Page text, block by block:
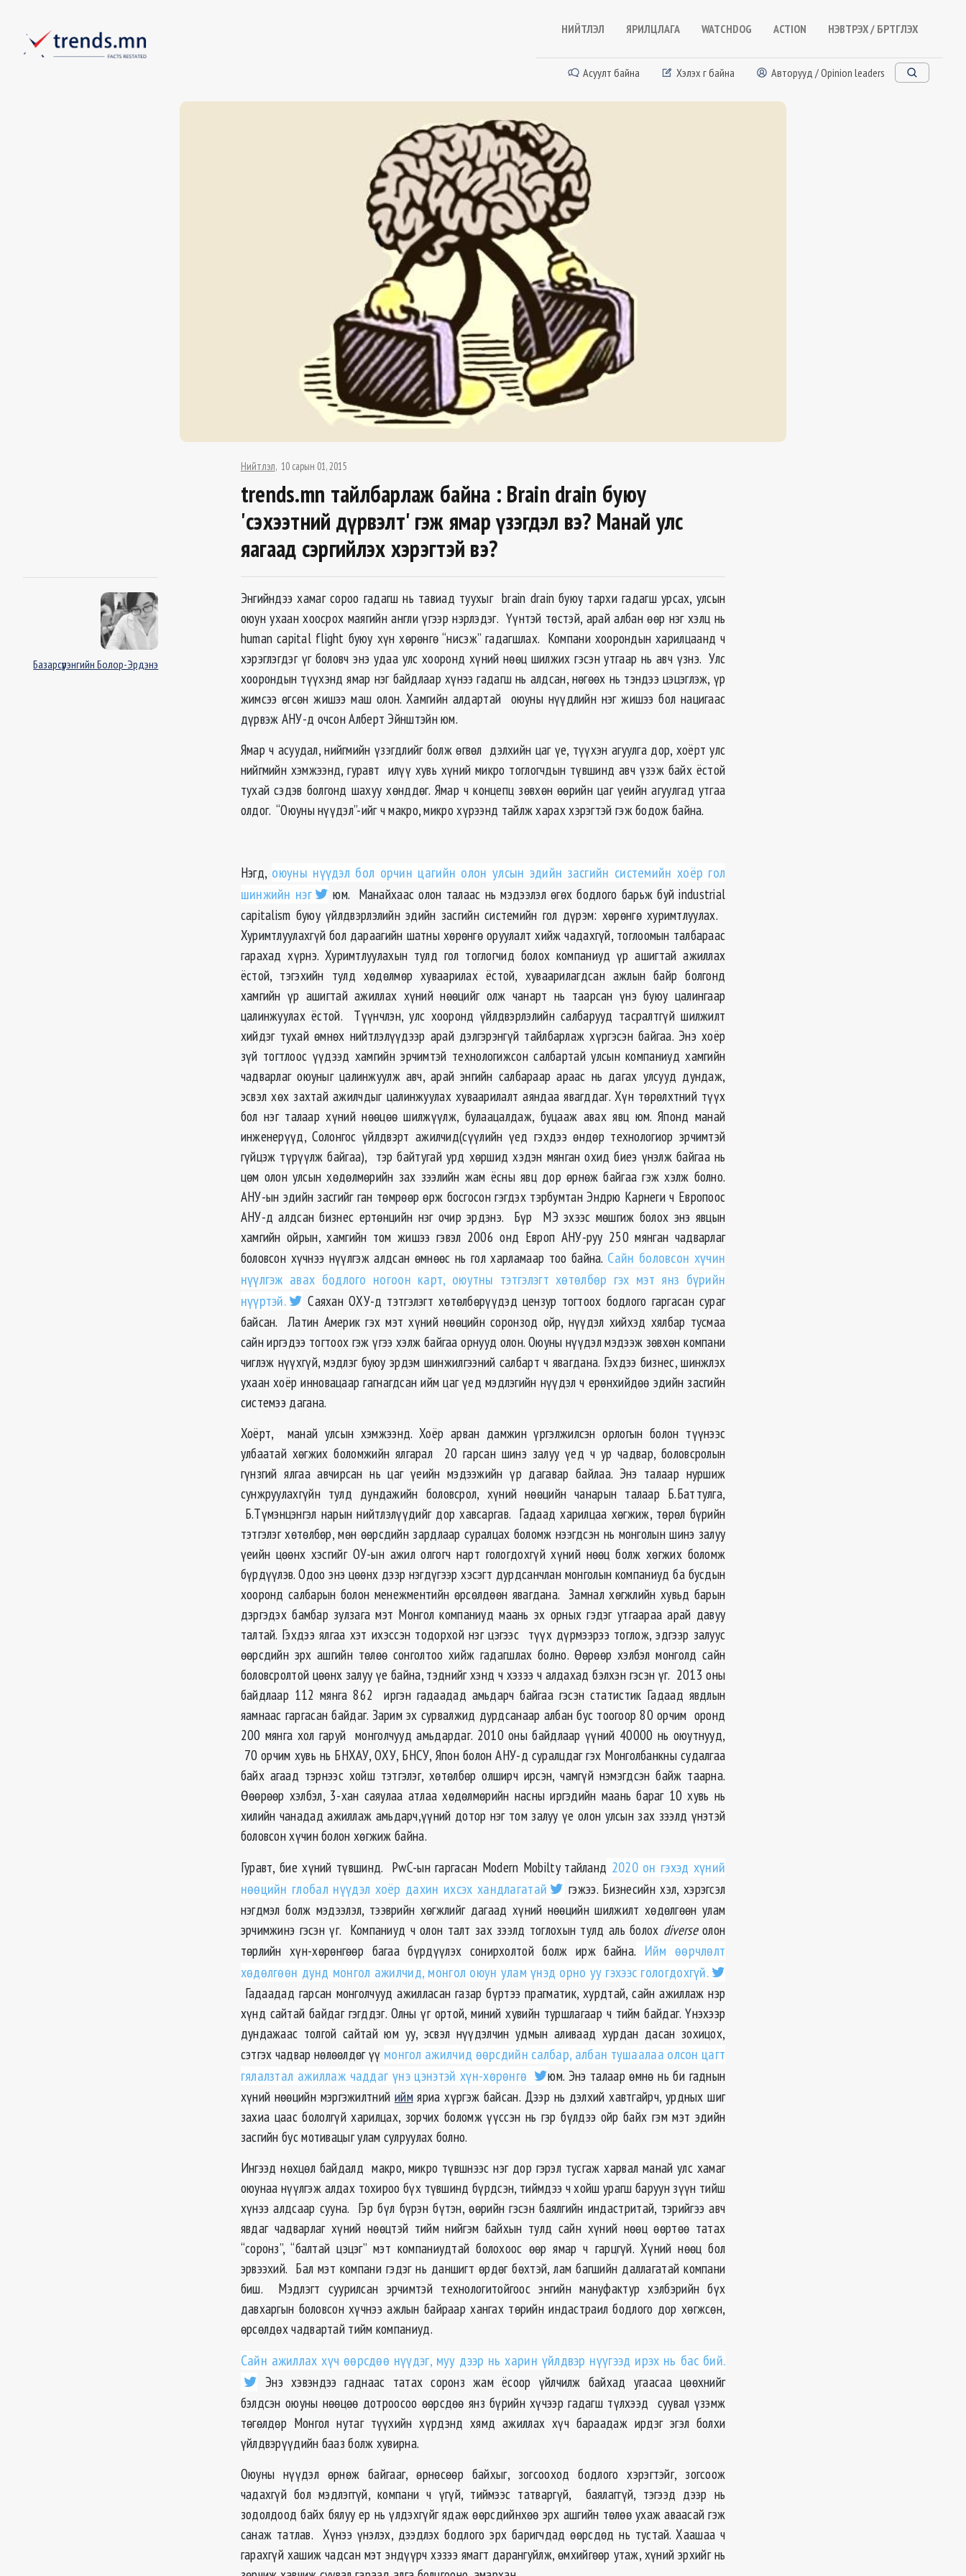
НИЙТЛЭЛ ЯРИЛЦЛАГА WATCHDOG ACTION НЭВТРЭХ / БҮРТГҮҮЛЭХ
Асуулт байна Хэлэх үг байна Авторууд / Opinion leaders
Нийтлэл 10 сарын 01, 2015
trends.mn тайлбарлаж байна : Brain drain буюу
'сэхээтний дүрвэлт' гэж ямар үзэгдэл вэ? Манай улс
яагаад сэргийлэх хэрэгтэй вэ?
Базарсүрэнгийн Болор-Эрдэнэ
Энгийндээ хамаг сороо гадагш нь тавиад туухыг brain drain буюу тархи гадагш урсах, улсын
оюун ухаан хоосрох маягийн англи үгээр нэрлэдэг. Үүнтэй төстэй, арай албан өөр нэг хэлц нь
human capital flight буюу хүн хөрөнгө “нисэж” гадагшлах. Компани хоорондын харилцаанд ч
хэрэглэгдэг үг боловч энэ удаа улс хооронд хүний нөөц шилжих гэсэн утгаар нь авч үзнэ. Улс
хоорондын түүхэнд ямар нэг байдлаар хүнээ гадагш нь алдсан, нөгөөх нь тэндээ цэцэглэж, үр
жимсээ өгсөн жишээ маш олон. Хамгийн алдартай оюуны нүүдлийн нэг жишээ бол нацигаас
дүрвэж АНУ-д очсон Алберт Эйнштэйн юм.
Ямар ч асуудал, нийгмийн үзэгдлийг болж өгвөл дэлхийн цаг үе, түүхэн агуулга дор, хоёрт улс
нийгмийн хэмжээнд, гуравт илүү хувь хүний микро тоглогчдын түвшинд авч үзэж байх ёстой
тухай сэдэв болгонд шахуу хөнддөг. Ямар ч концепц зөвхөн өөрийн цаг үеийн агуулгад утгаа
олдог. “Оюуны нүүдэл”-ийг ч макро, микро хүрээнд тайлж харах хэрэгтэй гэж бодож байна.
Нэгд, оюуны нүүдэл бол орчин цагийн олон улсын эдийн засгийн системийн хоёр гол
шинжийн нэг
юм. Манайхаас олон талаас нь мэдээлэл өгөх бодлого барьж буй industrial
capitalism буюу үйлдвэрлэлийн эдийн засгийн системийн гол дүрэм: хөрөнгө хуримтлуулах.
Хуримтлуулахгүй бол дараагийн шатны хөрөнгө оруулалт хийж чадахгүй, тоглоомын талбараас
гарахад хүрнэ. Хуримтлуулахын тулд гол тоглогчид болох компаниуд үр ашигтай ажиллах
ёстой, тэгэхийн тулд хөдөлмөр хуваарилах ёстой, хуваарилагдсан ажлын байр болгонд
хамгийн үр ашигтай ажиллах хүний нөөцийг олж чанарт нь таарсан үнэ буюу цалингаар
цалинжуулах ёстой. Түүнчлэн, улс хооронд үйлдвэрлэлийн салбарууд тасралтгүй шилжилт
хийдэг тухай өмнөх нийтлэлүүдээр арай дэлгэрэнгүй тайлбарлаж хүргэсэн байгаа. Энэ хоёр
зүй тогтлоос үүдээд хамгийн эрчимтэй технологижсон салбартай улсын компаниуд хамгийн
чадварлаг оюуныг цалинжуулж авч, арай энгийн салбараар араас нь дагах улсууд дундаж,
эсвэл хөх захтай ажилчдыг цалинжуулах хуваарилалт аяндаа явагддаг. Хүн төрөлхтний түүх
бол нэг талаар хүний нөөцөө шилжүүлж, булаацалдаж, буцааж авах явц юм. Японд манай
инженерүүд, Солонгос үйлдвэрт ажилчид(сүүлийн үед гэхдээ өндөр технологиор эрчимтэй
гүйцэж түрүүлж байгаа), тэр байтугай урд хөршид хэдэн мянган охид биеэ үнэлж байгаа нь
цөм олон улсын хөдөлмөрийн зах зээлийн жам ёсны явц дор өрнөж байгаа гэж хэлж болно.
АНУ-ын эдийн засгийг ган төмрөөр өрж босгосон гэгдэх тэрбумтан Эндрю Карнеги ч Европоос
АНУ-д алдсан бизнес ертөнцийн нэг очир эрдэнэ. Бүр МЭ эхээс мөшгиж болох энэ явцын
хамгийн ойрын, хамгийн том жишээ гэвэл 2006 онд Европ АНУ-руу 250 мянган чадварлаг
боловсон хүчнээ нүүлгэж алдсан өмнөөс нь гол харламаар тоо байна. Сайн боловсон хүчин
нүүлгэж авах бодлого ногоон карт, оюутны тэтгэлэгт хөтөлбөр гэх мэт янз бүрийн
нүүртэй.
Саяхан ОХУ-д тэтгэлэгт хөтөлбөрүүдэд цензур тогтоох бодлого гаргасан сураг
байсан. Латин Америк гэх мэт хүний нөөцийн соронзод ойр, нүүдэл хийхэд хялбар тусмаа
сайн иргэдээ тогтоох гэж үгээ хэлж байгаа орнууд олон. Оюуны нүүдэл мэдээж зөвхөн компани
чиглэж нүүхгүй, мэдлэг буюу эрдэм шинжилгээний салбарт ч явагдана. Гэхдээ бизнес, шинжлэх
ухаан хоёр инновацаар гагнагдсан ийм цаг үед мэдлэгийн нүүдэл ч ерөнхийдөө эдийн засгийн
системээ дагана.
Хоёрт, манай улсын хэмжээнд. Хоёр арван дамжин үргэлжилсэн орлогын болон түүнээс
улбаатай хөгжих боломжийн ялгарал 20 гарсан шинэ залуу үед ч ур чадвар, боловсролын
гүнзгий ялгаа авчирсан нь цаг үеийн мэдээжийн үр дагавар байлаа. Энэ талаар нуршиж
сунжруулахгүйн тулд дундажийн боловсрол, хүний нөөцийн чанарын талаар Б.Баттулга,
Б.Түмэнцэнгэл нарын нийтлэлүүдийг дор хавсаргав. Гадаад харилцаа хөгжиж, төрөл бүрийн
тэтгэлэг хөтөлбөр, мөн өөрсдийн зардлаар суралцах боломж нээгдсэн нь монголын шинэ залуу
үеийн цөөнх хэсгийг ОУ-ын ажил олгогч нарт гологдохгүй хүний нөөц болж хөгжих боломж
бүрдүүлэв. Одоо энэ цөөнх дээр нэгдүгээр хэсэгт дурдсанчлан монголын компаниуд ба бусдын
хооронд салбарын болон менежментийн өрсөлдөөн явагдана. Замнал хөгжлийн хувьд барын
дэргэдэх бамбар зулзага мэт Монгол компаниуд маань эх орных гэдэг утгаараа арай давуу
талтай. Гэхдээ ялгаа хэт ихэссэн тодорхой нэг цэгээс түүх дүрмээрээ тоглож, эдгээр залуус
өөрсдийн эрх ашгийн төлөө сонголтоо хийж гадагшлах болно. Өөрөөр хэлбэл монголд сайн
боловсролтой цөөнх залуу үе байна, тэднийг хэнд ч хэзээ ч алдахад бэлхэн гэсэн үг. 2013 оны
байдлаар 112 мянга 862 иргэн гадаадад амьдарч байгаа гэсэн статистик Гадаад явдлын
яамнаас гаргасан байдаг. Зарим эх сурвалжид дурдсанаар албан бус тоогоор 80 орчим оронд
200 мянга хол гаруй монголчууд амьдардаг. 2010 оны байдлаар үүний 40000 нь оюутнууд,
70 орчим хувь нь БНХАУ, ОХУ, БНСУ, Япон болон АНУ-д суралцдаг гэх Монголбанкны судалгаа
байх агаад тэрнээс хойш тэтгэлэг, хөтөлбөр олширч ирсэн, чамгүй нэмэгдсэн байж таарна.
Өөөрөөр хэлбэл, 3-хан саяулаа атлаа хөдөлмөрийн насны иргэдийн маань бараг 10 хувь нь
хилийн чанадад ажиллаж амьдарч,үүний дотор нэг том залуу үе олон улсын зах зээлд үнэтэй
боловсон хүчин болон хөгжиж байна.
Гуравт, бие хүний түвшинд. PwC-ын гаргасан Modern Mobilty тайланд 2020 он гэхэд хүний
нөөцийн глобал нүүдэл хоёр дахин ихсэх хандлагатай
гэжээ. Бизнесийн хэл, хэрэгсэл
нэгдмэл болж мэдээлэл, тээврийн хөгжлийг дагаад хүний нөөцийн шилжилт хөдөлгөөн улам
эрчимжинэ гэсэн үг. Компаниуд ч олон талт зах зээлд тоглохын тулд аль болох diverseолон
төрлийн хүн-хөрөнгөөр багаа бүрдүүлэх сонирхолтой болж ирж байна. Ийм өөрчлөлт
хөдөлгөөн дунд монгол ажилчид, монгол оюун улам үнэд орно уу гэхээс гологдохгүй.
Гадаадад гарсан монголчууд ажилласан газар бүртээ прагматик, хурдтай, сайн ажиллаж нэр
хүнд сайтай байдаг гэгддэг. Олны үг ортой, миний хувийн туршлагаар ч тийм байдаг. Үнэхээр
дундажаас толгой сайтай юм уу, эсвэл нүүдэлчин удмын аливаад хурдан дасан зохицох,
сэтгэх чадвар нөлөөлдөг үү монгол ажилчид өөрсдийн салбар, албан тушаалаа олсон цагт
гялалзтал ажиллаж чаддаг үнэ цэнэтэй хүн-хөрөнгө
юм. Энэ талаар өмнө нь би гаднын
хүний нөөцийн мэргэжилтний иймяриа хүргэж байсан. Дээр нь дэлхий хавтгайрч, урдных шиг
захиа цаас бололгүй харилцах, зорчих боломж үүссэн нь гэр бүлдээ ойр байх гэм мэт эдийн
засгийн бус мотивацыг улам сулруулах болно.
Ингээд нөхцөл байдалд макро, микро түвшнээс нэг дор гэрэл тусгаж харвал манай улс хамаг
оюунаа нүүлгэж алдах тохироо бүх түвшинд бүрдсэн, тиймдээ ч хойш урагш баруун зүүн тийш
хүнээ алдсаар сууна. Гэр бүл бүрэн бүтэн, өөрийн гэсэн баялгийн индастритай, тэрийгээ авч
явдаг чадварлаг хүний нөөцтэй тийм нийгэм байхын тулд сайн хүний нөөц өөртөө татах
“соронз”, “балтай цэцэг” мэт компаниудтай болохоос өөр ямар ч гарцгүй. Хүний нөөц бол
эрвээхий. Бал мэт компани гэдэг нь даншигт өрдөг бөхтэй, лам багшийн даллагатай компани
биш. Мэдлэгт суурилсан эрчимтэй технологитойгоос энгийн мануфактур хэлбэрийн бүх
давхаргын боловсон хүчнээ ажлын байраар хангах төрийн индастраил бодлого дор хөгжсөн,
өрсөлдөх чадвартай тийм компаниуд.
Сайн ажиллах хүч өөрсдөө нүүдэг, муу дээр нь харин үйлдвэр нүүгээд ирэх нь бас бий.
Энэ хэвэндээ гаднаас татах соронз жам ёсоор үйлчилж байхад угаасаа цөөхнийг
бэлдсэн оюуны нөөцөө дотроосоо өөрсдөө янз бүрийн хүчээр гадагш түлхээд суувал үзэмж
төгөлдөр Монгол нутаг түүхийн хүрдэнд хямд ажиллах хүч бараадаж ирдэг эгэл болхи
үйлдвэрүүдийн бааз болж хувирна.
Оюуны нүүдэл өрнөж байгааг, өрнөсөөр байхыг, зогсооход бодлого хэрэгтэйг, зогсоож
чадахгүй бол мэдлэггүй, компани ч үгүй, тиймээс татваргүй, баялаггүй, тэгээд дээр нь
зодолдоод байх бялуу ер нь үлдэхгүйг ядаж өөрсдийнхөө эрх ашгийн төлөө ухаж аваасай гэж
санаж татлав. Хүнээ үнэлэх, дээдлэх бодлого эрх баригчдад өөрсдөд нь тустай. Хаашаа ч
гарахгүй хашиж чадсан мэт эндүүрч хэзээ ямагт дарангуйлж, өмхийгөөр утаж, хүний эрхийг нь